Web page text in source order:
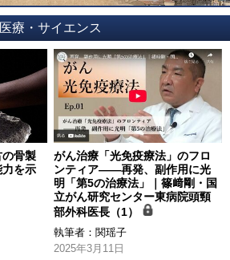
医療・サイエンス
骨製
を示
がん治療「光免疫療法」のフロ
ンティア――再発、副作用に光
明「第5の治療法」｜篠﨑剛・国
立がん研究センター東病院頭頸
部外科医長（1）
執筆者：関瑶子
2025年3月11日